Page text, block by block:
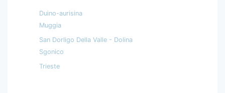
Duino-aurisina
Muggia
San Dorligo Della Valle - Dolina
Sgonico
Trieste